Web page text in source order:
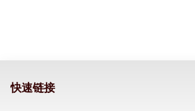
快速链接